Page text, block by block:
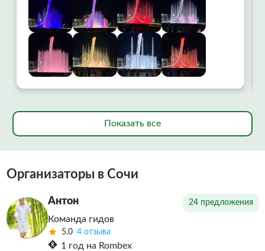
вообще огонь ! Алексей водитель рассказал
много интересного. Советую попробовать
всем!
Показать все
Организаторы в Сочи
Антон 24 предложения
Команда гидов
5.0 4 отзыва
1 год на Rombex